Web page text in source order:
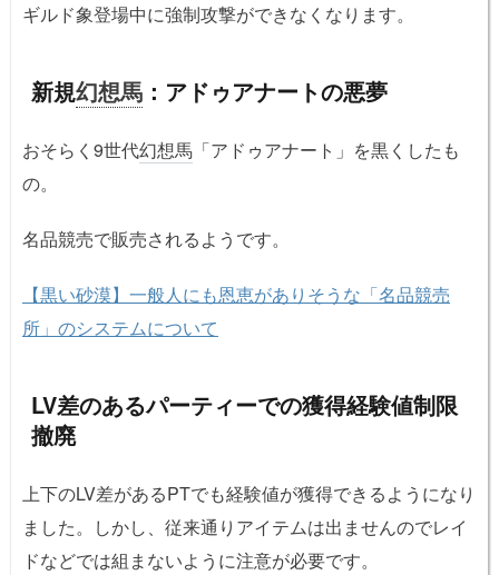
ギルド象登場中に強制攻撃ができなくなります。
新規幻想馬 ：アドゥアナートの悪夢
おそらく9世代幻想馬 「アドゥアナート」を黒くしたも
の。
名品競売で販売されるようです。
【黒い砂漠】一般人にも恩恵がありそうな「名品競売
所」のシステムについて
LV差のあるパーティーでの獲得経験値制限
撤廃
上下のLV差があるPTでも経験値が獲得できるようになり
ました。しかし、従来通りアイテムは出ませんのでレイ
ドなどでは組まないように注意が必要です。